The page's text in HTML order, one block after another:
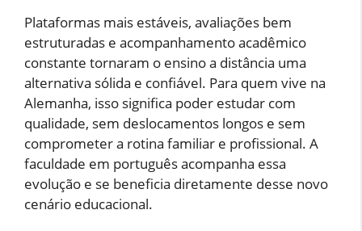
Plataformas mais estáveis, avaliações bem
estruturadas e acompanhamento acadêmico
constante tornaram o ensino a distância uma
alternativa sólida e confiável. Para quem vive na
Alemanha, isso significa poder estudar com
qualidade, sem deslocamentos longos e sem
comprometer a rotina familiar e profissional. A
faculdade em português acompanha essa
evolução e se beneficia diretamente desse novo
cenário educacional.